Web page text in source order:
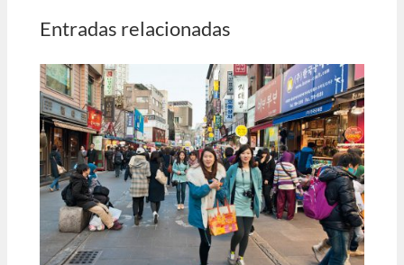
Entradas relacionadas